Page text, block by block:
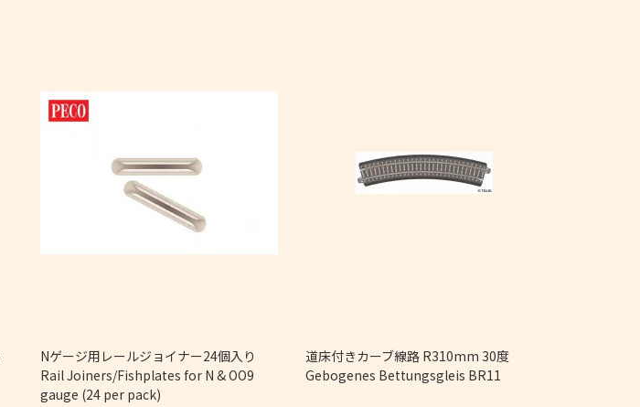
Nゲージ用レールジョイナー24個入り
Rail Joiners/Fishplates for N & OO9
gauge (24 per pack)
道床付きカーブ線路 R310mm 30度
Gebogenes Bettungsgleis BR11